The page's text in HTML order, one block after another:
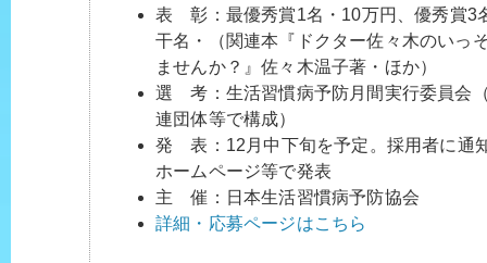
表 彰：最優秀賞1名・10万円、優秀賞3
干名・（関連本『ドクター佐々木のいっ
ませんか？』佐々木温子著・ほか）
選 考：生活習慣病予防月間実行委員会
連団体等で構成）
発 表：12月中下旬を予定。採用者に通
ホームページ等で発表
主 催：日本生活習慣病予防協会
詳細・応募ページはこちら